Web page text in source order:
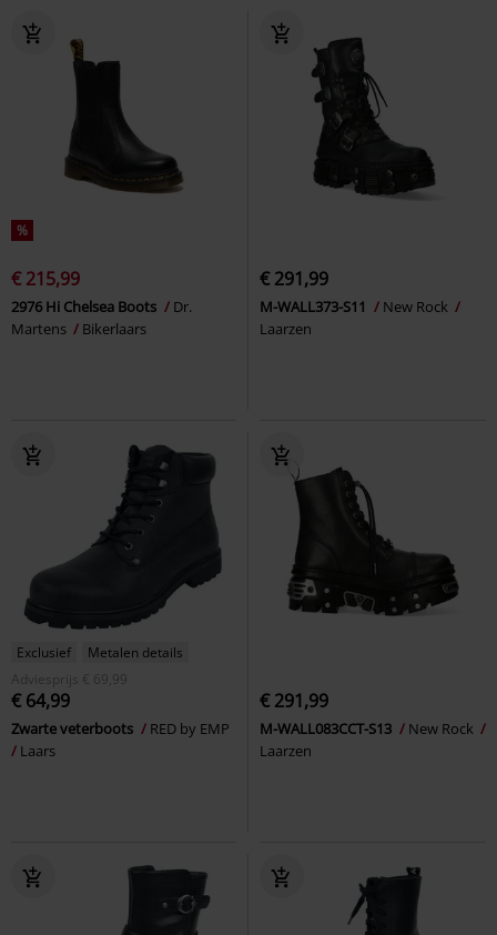
%
€ 215,99
2976 Hi Chelsea Boots
Dr.
Martens
Bikerlaars
€ 291,99
M-WALL373-S11
New Rock
Laarzen
Exclusief
Metalen details
Adviesprijs
€ 69,99
€ 64,99
Zwarte veterboots
RED by EMP
Laars
€ 291,99
M-WALL083CCT-S13
New Rock
Laarzen